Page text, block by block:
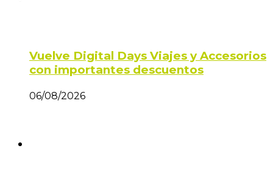
Vuelve Digital Days Viajes y Accesorios
con importantes descuentos
06/08/2026